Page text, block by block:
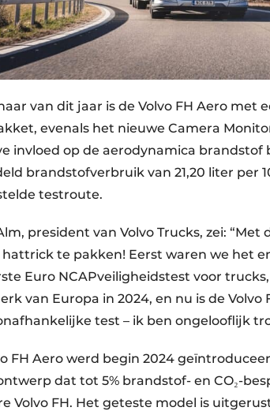
van dit jaar is de Volvo FH Aero met
evenals het nieuwe Camera
invloed op de aerodynamica
brandstofverbruik van 21,20 liter per
testroute.
president van Volvo Trucks, zei:
hattrick te pakken! Eerst waren we het
Euro NCAPveiligheidstest voor
van Europa in 2024, en nu is de
test – ik ben ongelooflijk
FH Aero werd begin 2024
dat tot 5% brandstof- en CO₂-
Volvo FH. Het geteste model is